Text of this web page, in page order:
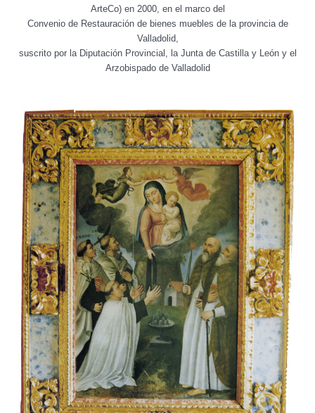
ArteCo) en 2000, en el marco del
Convenio de Restauración de bienes muebles de la provincia de
Valladolid,
suscrito por la Diputación Provincial, la Junta de Castilla y León y el
Arzobispado de Valladolid